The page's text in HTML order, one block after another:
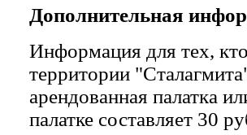
Дополнительная
Информация для тех,
территории
арендованная палатка
палатке составляет 30